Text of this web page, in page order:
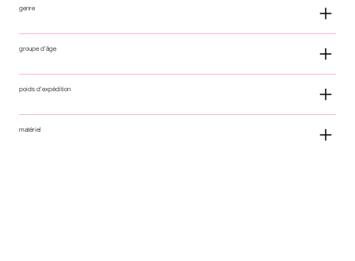
genre
groupe d'âge
poids d'expédition
matériel